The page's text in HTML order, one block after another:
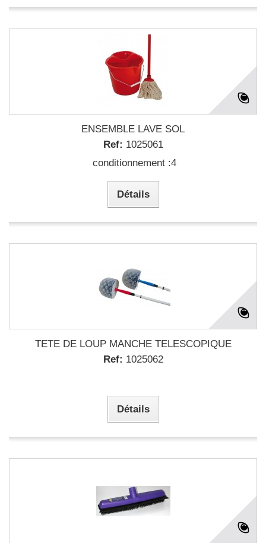
ENSEMBLE LAVE SOL
Ref: 1025061
conditionnement :4
Détails
TETE DE LOUP MANCHE TELESCOPIQUE
Ref: 1025062
Détails